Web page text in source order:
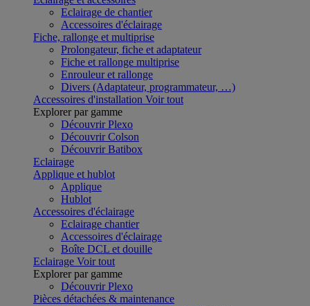
Eclairage de chantier
Accessoires d'éclairage
Fiche, rallonge et multiprise
Prolongateur, fiche et adaptateur
Fiche et rallonge multiprise
Enrouleur et rallonge
Divers (Adaptateur, programmateur, …)
Accessoires d'installation Voir tout
Explorer par gamme
Découvrir Plexo
Découvrir Colson
Découvrir Batibox
Eclairage
Applique et hublot
Applique
Hublot
Accessoires d'éclairage
Eclairage chantier
Accessoires d'éclairage
Boîte DCL et douille
Eclairage Voir tout
Explorer par gamme
Découvrir Plexo
Pièces détachées & maintenance